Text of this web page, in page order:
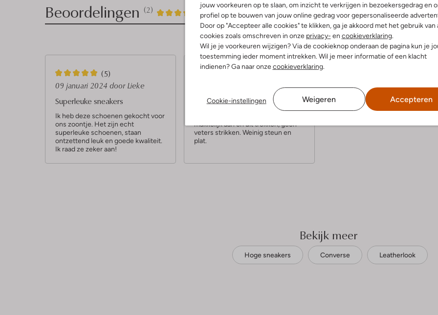
jouw voorkeuren op te slaan, om inzicht te verkrijgen in bezoekersgedrag en
profiel op te bouwen van jouw online gedrag voor gepersonaliseerde
Door op "Accepteer alle cookies" te klikken, ga je akkoord met het gebruik van
cookies zoals omschreven in onze privacy- en cookieverklaring.
Wil je je voorkeuren wijzigen? Via de cookieknop onderaan de pagina kun je
toestemming ieder moment intrekken. Wil je meer informatie of een klacht
indienen? Ga naar onzecookieverklaring.
Cookie-instellingen Weigeren Accepteren
Product informatie
Beoordelingen (2) 4/5
2
4
5
S
t
e
r
r
e
n
(5)
09 januari 2024 door Lieke
Superleuke sneakers
Ik heb deze schoenen gekocht voor
ons zoontje. Het zijn echt
superleuke schoenen, staan
ontzettend leuk en goede kwaliteit.
Ik raad ze zeker aan!
r
r
n
Converse
makkelijk aan en uit trekken, geen
veters strikken. Weinig steun en
plat.
Bekijk meer
Hoge sneakers Converse Leatherlook